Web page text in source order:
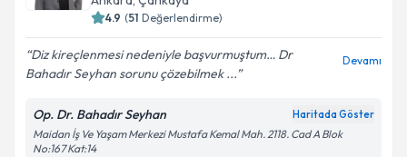
Ankara,Çankaya
( Değerlendirme)
Diz kireçlenmesi nedeniyle başvurmuştum… Dr
Bahadır Seyhan sorunu çözebilmek ...
Op. Dr. Bahadır Seyhan
Maidan İş Ve Yaşam Merkezi Mustafa Kemal Mah. 2118. Cad A Blok